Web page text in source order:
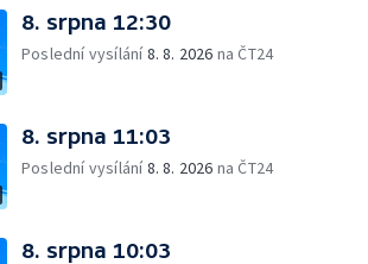
8. srpna 12:30
Poslední vysílání8. 8. 2026 na ČT24
8. srpna 11:03
Poslední vysílání8. 8. 2026 na ČT24
8. srpna 10:03